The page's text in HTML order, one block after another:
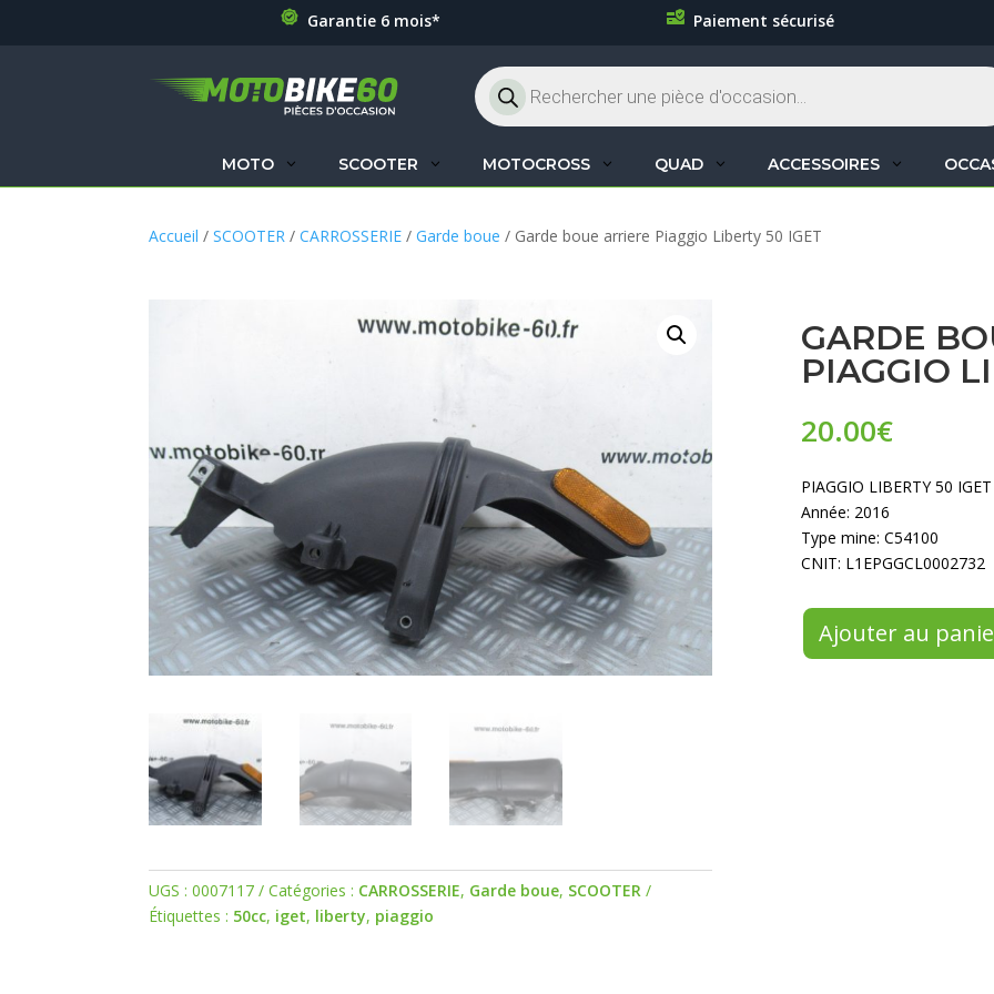
Garantie 6 mois* Paiement sécurisé
Recherche
de
produits
MOTO SCOOTER MOTOCROSS QUAD ACCESSOIRES
Accueil /SCOOTER /CARROSSERIE /Garde boue / Garde boue arriere Piaggio Liberty 50 IGET
UGS :0007117 Catégories : CARROSSERIE, Garde boue, SCOOTER
Étiquettes : 50cc, iget, liberty, piaggio
GARDE
PIAGGIO
20.00€
PIAGGIO LIBERTY 50 IGET
Année: 2016
Type mine: C54100
CNIT: L1EPGGCL0002732
Ajouter au